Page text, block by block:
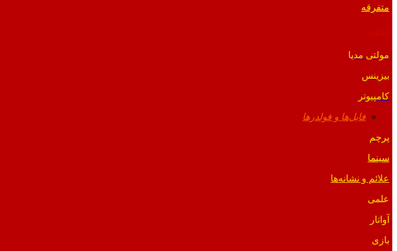
متفرقه
مولتی مدیا
بیزینس
کامپیوتر
فایل‌ها و فولدرها
پرچم
سینما
علائم و نشانه‌ها
علمی
آواتار
بازی